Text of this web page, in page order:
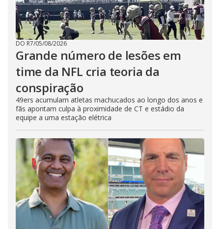
DO R7/05/08/2026
Grande número de lesões em
time da NFL cria teoria da
conspiração
49ers acumulam atletas machucados ao longo dos anos e
fãs apontam culpa à proximidade de CT e estádio da
equipe a uma estação elétrica